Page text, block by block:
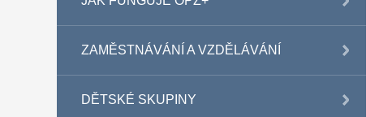
ZAMĚSTNÁVÁNÍ A VZDĚLÁVÁNÍ
DĚTSKÉ SKUPINY